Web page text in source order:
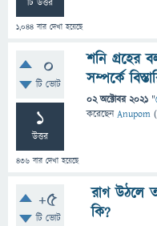
টি উত্তর
1,044 বার দেখা হয়েছে
0
টি ভোট
1
উত্তর
436 বার দেখা হয়েছে
শনি গ্রহের
সম্পর্কে
02 অক্টোবর 2021 "
করেছেনAnupom (
+5
টি ভোট
রাগ উঠলে
কি?